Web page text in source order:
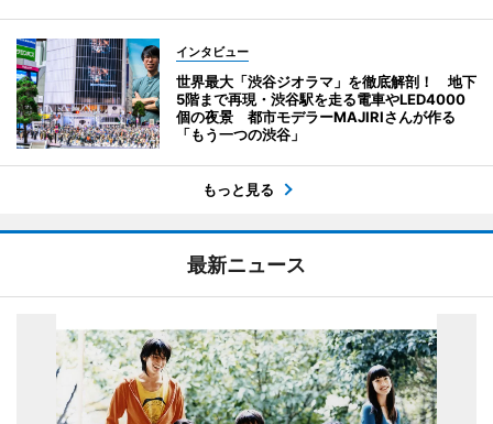
インタビュー
世界最大「渋谷ジオラマ」を徹底解剖！ 地下
5階まで再現・渋谷駅を走る電車やLED4000
個の夜景 都市モデラーMAJIRIさんが作る
「もう一つの渋谷」
もっと見る
最新ニュース